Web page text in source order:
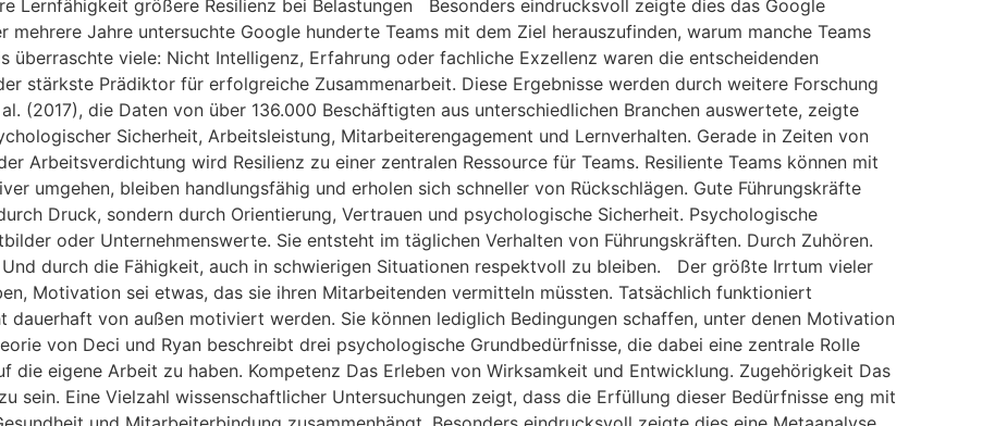
Lernfähigkeit größere Resilienz bei Belastungen Besonders eindrucksvoll zeigte dies das Google
mehrere Jahre untersuchte Google hunderte Teams mit dem Ziel herauszufinden, warum manche Teams
überraschte viele: Nicht Intelligenz, Erfahrung oder fachliche Exzellenz waren die entscheidenden
stärkste Prädiktor für erfolgreiche Zusammenarbeit. Diese Ergebnisse werden durch weitere Forschung
(2017), die Daten von über 136.000 Beschäftigten aus unterschiedlichen Branchen auswertete, zeigte
Sicherheit, Arbeitsleistung, Mitarbeiterengagement und Lernverhalten. Gerade in Zeiten von
Arbeitsverdichtung wird Resilienz zu einer zentralen Ressource für Teams. Resiliente Teams können mit
umgehen, bleiben handlungsfähig und erholen sich schneller von Rückschlägen. Gute Führungskräfte
Druck, sondern durch Orientierung, Vertrauen und psychologische Sicherheit. Psychologische
oder Unternehmenswerte. Sie entsteht im täglichen Verhalten von Führungskräften. Durch Zuhören.
Und durch die Fähigkeit, auch in schwierigen Situationen respektvoll zu bleiben. Der größte Irrtum vieler
Motivation sei etwas, das sie ihren Mitarbeitenden vermitteln müssten. Tatsächlich funktioniert
dauerhaft von außen motiviert werden. Sie können lediglich Bedingungen schaffen, unter denen Motivation
von Deci und Ryan beschreibt drei psychologische Grundbedürfnisse, die dabei eine zentrale Rolle
die eigene Arbeit zu haben. Kompetenz Das Erleben von Wirksamkeit und Entwicklung. Zugehörigkeit Das
sein. Eine Vielzahl wissenschaftlicher Untersuchungen zeigt, dass die Erfüllung dieser Bedürfnisse eng mit